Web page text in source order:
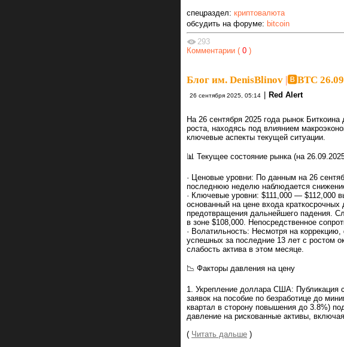
спецраздел: криптовалюта
обсудить на форуме: bitcoin
293
Комментарии ( 0 )
Блог им. DenisBlinov 🅱️BTC 26.09
26 сентября 2025, 05:14 Red Alert
На 26 сентября 2025 года рынок Биткоина
роста, находясь под влиянием
ключевые аспекты текущей ситуации.
📊 Текущее состояние рынка (на
· Ценовые уровни: По данным на 26
последнюю неделю наблюдается
· Ключевые уровни: $111,000 — $112,000
основанный на цене входа
предотвращения дальнейшего падения.
в зоне $108,000. Непосредственное
· Волатильность: Несмотря на
успешных за последние 13 лет с ростом
слабость актива в этом месяце.
📉 Факторы давления на цену
1. Укрепление доллара США: Публикация
заявок на пособие по безработице до
квартал в сторону повышения до 3.8%)
давление на рискованные активы,
( Читать дальше )